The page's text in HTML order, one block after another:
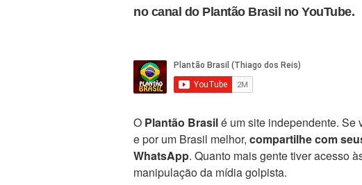
no canal do Plantão Brasil no YouTube.
O Plantão Brasilé um site independente. Se
e por um Brasil melhor, compartilhe com
WhatsApp. Quanto mais gente tiver acesso
manipulação da mídia golpista.